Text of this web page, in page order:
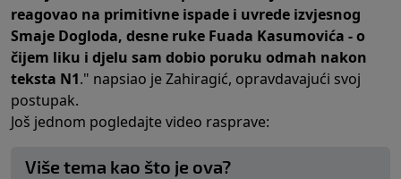
reagovao na primitivne ispade i uvrede izvjesnog
Smaje Dogloda, desne ruke Fuada Kasumovića - o
čijem liku i djelu sam dobio poruku odmah nakon
teksta N1." napsiao je Zahiragić, opravdavajući svoj
postupak.
Još jednom pogledajte video rasprave:
Više tema kao što je ova?